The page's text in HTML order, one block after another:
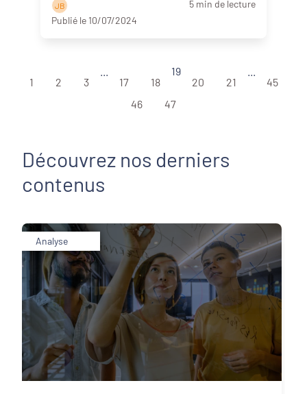
J B
5 min de lecture
Publié le 10/07/2024
1 2 3
17
18
19
20
21
45
46
47
Découvrez nos derniers
contenus
Analyse